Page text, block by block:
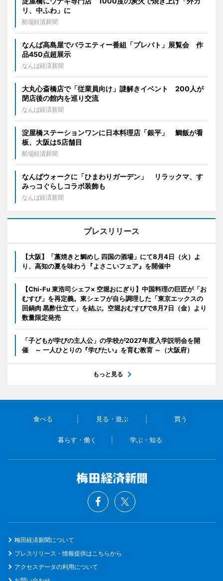
リ、中ふわ」に
船場経済新聞
なんば高島屋でバラエティー番組「プレバト」展覧会 作
品450点超展示
なんば経済新聞
大丸心斎橋店で「従業員向け」謎解きイベント 200人が
閉店後の館内を巡り交流
なんば経済新聞
淀屋橋ステーションワンに日本料理店「銀平」 鯛飯が看
板、大阪は5店舗目
船場経済新聞
なんばウォークに「ひまわりガーデン」 リラックマ、す
みっコぐらしコラボ装飾も
なんば経済新聞
プレスリリース
【大阪】「藁焼きと鯛めし 四国の酒場」にて8月4日（火）よ
り、高知の夏を味わう『よさこいフェア』を開催中
【Chi-Fu 東浩司シェフ× 空堀おにぎり】中国料理の巨匠が「お
むすび」を再定義。東シェフが自ら調理した「東京エックスの
回鍋肉 黒酢仕立て」を結ぶ。空堀おむすびで8月7日（金）より
数量限定発売
「子どもが学びの主人公」の学校が2027年度入学説明会を開
催 ～ 一人ひとりの『学びたい』を育む教育 ～（大阪府）
もっと見る
食べる 見る・遊ぶ 買う
暮らす・働く 学ぶ・知る
梅田経済新聞について
プレスリリース・情報提供はこちらから
アクセスデータの利用について